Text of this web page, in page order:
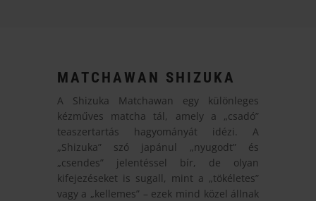
MATCHAWAN SHIZUKA
A Shizuka Matchawan egy különleges
kézműves matcha tál, amely a „csadó”
teaszertartás hagyományát idézi. A
„Shizuka” szó japánul „nyugodt” és
„csendes” jelentéssel bír, de olyan
kifejezéseket is sugall, mint a „tökéletes”
vagy a „kellemes” – ezek mind közel állnak